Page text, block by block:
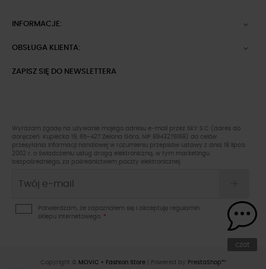
INFORMACJE: 
OBSŁUGA KLIENTA: 
ZAPISZ SIĘ DO NEWSLETTERA
Wyrażam zgodę na używanie mojego adresu e-mail przez SKY S.C (adres do
doręczeń: Kupiecka 19, 65-427 Zielona Góra, NIP 8943276168) do celów
przesyłania informacji handlowej w rozumieniu przepisów ustawy z dnia 18 lipca
2002 r. o świadczeniu usług drogą elektroniczną, w tym marketingu
bezpośredniego, za pośrednictwem poczty elektronicznej.
Potwierdzam, że zapoznałem się i akceptuję regulamin
sklepu internetowego. *
czat
Copyright © MOVIC • Fashion Store| Powered by PrestaShop™